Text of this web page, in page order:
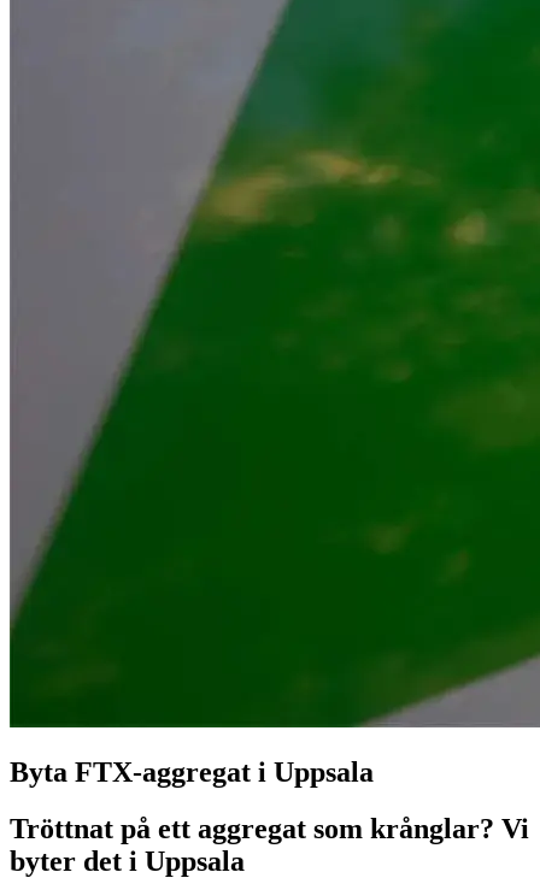
Byta FTX-aggregat i Uppsala
Tröttnat på ett aggregat som krånglar? Vi
byter det i Uppsala